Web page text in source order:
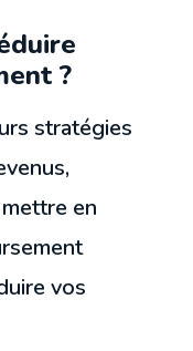
?
stratégies
en
vos